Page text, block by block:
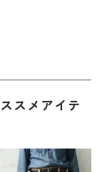
スメアイテ